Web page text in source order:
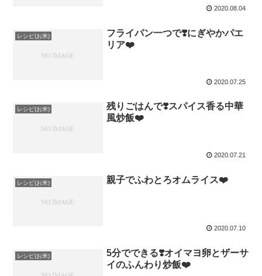
2020.08.04
レシピ(お米)
フライパン一つで❣️にぎやかパエ
リア❤️
2020.07.25
レシピ(お米)
残りごはんで❣️スパイス香る中華
風炒飯❤️
2020.07.21
レシピ(お米) 親子でふわとろオムライス❤️
2020.07.10
レシピ(お米)
5分でできる❣️オイマヨ卵とザーサ
イのふんわり炒飯❤️